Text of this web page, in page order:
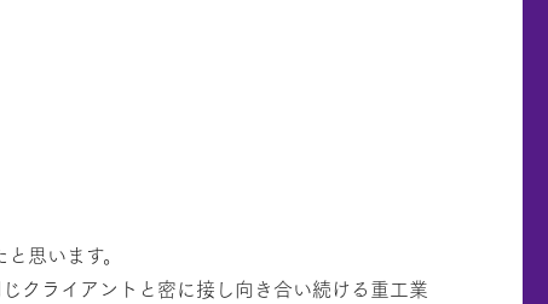
思います。
クライアントと密に接し向き合い続ける重工業